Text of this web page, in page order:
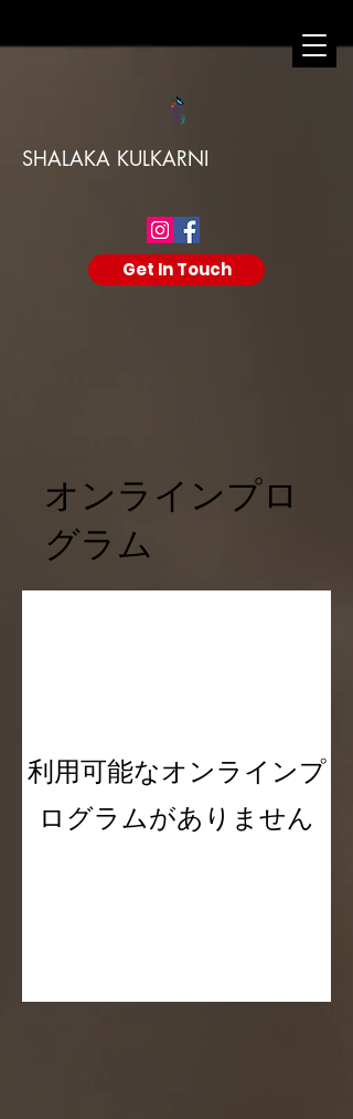
SHALAKA KULKARNI
Get In Touch
オンラインプロ
グラム
利用可能なオンラインプ
ログラムがありません